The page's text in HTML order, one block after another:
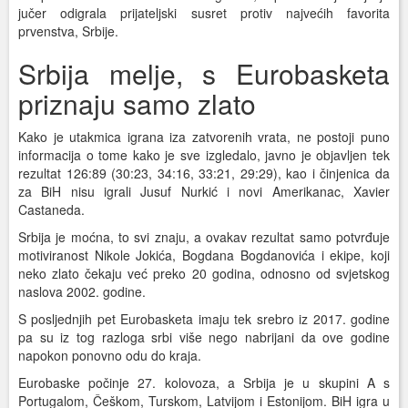
jučer odigrala prijateljski susret protiv najvećih favorita
prvenstva, Srbije.
Srbija melje, s Eurobasketa
priznaju samo zlato
Kako je utakmica igrana iza zatvorenih vrata, ne postoji puno
informacija o tome kako je sve izgledalo, javno je objavljen tek
rezultat 126:89 (30:23, 34:16, 33:21, 29:29), kao i činjenica da
za BiH nisu igrali Jusuf Nurkić i novi Amerikanac, Xavier
Castaneda.
Srbija je moćna, to svi znaju, a ovakav rezultat samo potvrđuje
motiviranost Nikole Jokića, Bogdana Bogdanovića i ekipe, koji
neko zlato čekaju već preko 20 godina, odnosno od svjetskog
naslova 2002. godine.
S posljednjih pet Eurobasketa imaju tek srebro iz 2017. godine
pa su iz tog razloga srbi više nego nabrijani da ove godine
napokon ponovno odu do kraja.
Eurobaske počinje 27. kolovoza, a Srbija je u skupini A s
Portugalom, Češkom, Turskom, Latvijom i Estonijom. BiH igra u